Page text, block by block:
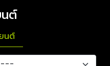
นต์
นต์